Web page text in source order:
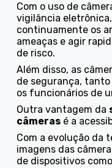
Com o uso de
vigilância
continuamente os
ameaças e agir
de risco.
Além disso, as
de segurança,
os funcionários de
Outra vantagem da
câmeras é a
Com a evolução da
imagens das
de dispositivos